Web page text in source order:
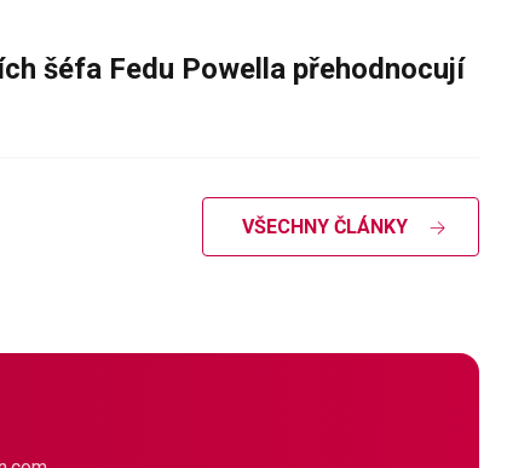
šéfa Fedu Powella přehodnocují
VŠECHNY ČLÁNKY